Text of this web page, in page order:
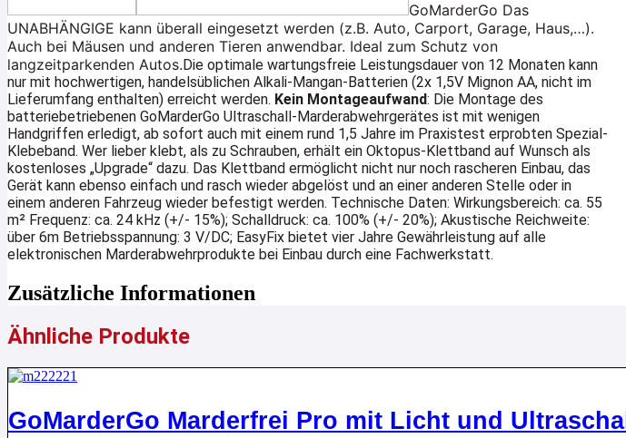
GoMarderGo Das
UNABHÄNGIGE kann überall eingesetzt werden (z.B. Auto, Carport, Garage, Haus,…).
Auch bei Mäusen und anderen Tieren anwendbar. Ideal zum Schutz von
langzeitparkenden Autos.Die optimale wartungsfreie Leistungsdauer von 12 Monaten kann
nur mit hochwertigen, handelsüblichen Alkali-Mangan-Batterien (2x 1,5V Mignon AA, nicht im
Lieferumfang enthalten) erreicht werden. Kein Montageaufwand: Die Montage des
batteriebetriebenen GoMarderGo Ultraschall-Marderabwehrgerätes ist mit wenigen
Handgriffen erledigt, ab sofort auch mit einem rund 1,5 Jahre im Praxistest erprobten Spezial-
Klebeband. Wer lieber klebt, als zu Schrauben, erhält ein Oktopus-Klettband auf Wunsch als
kostenloses „Upgrade“ dazu. Das Klettband ermöglicht nicht nur noch rascheren Einbau, das
Gerät kann ebenso einfach und rasch wieder abgelöst und an einer anderen Stelle oder in
einem anderen Fahrzeug wieder befestigt werden. Technische Daten: Wirkungsbereich: ca. 55
m² Frequenz: ca. 24 kHz (+/- 15%); Schalldruck: ca. 100% (+/- 20%); Akustische Reichweite:
über 6m Betriebsspannung: 3 V/DC; EasyFix bietet vier Jahre Gewährleistung auf alle
elektronischen Marderabwehrprodukte bei Einbau durch eine Fachwerkstatt.
Zusätzliche Informationen
Ähnliche Produkte
GoMarderGo Marderfrei Pro mit Licht und Ultraschall